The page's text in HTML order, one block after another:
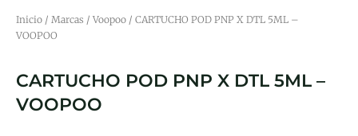
Inicio / Marcas / Voopoo / CARTUCHO POD PNP X DTL 5ML –
VOOPOO
CARTUCHO POD PNP X DTL 5ML –
VOOPOO